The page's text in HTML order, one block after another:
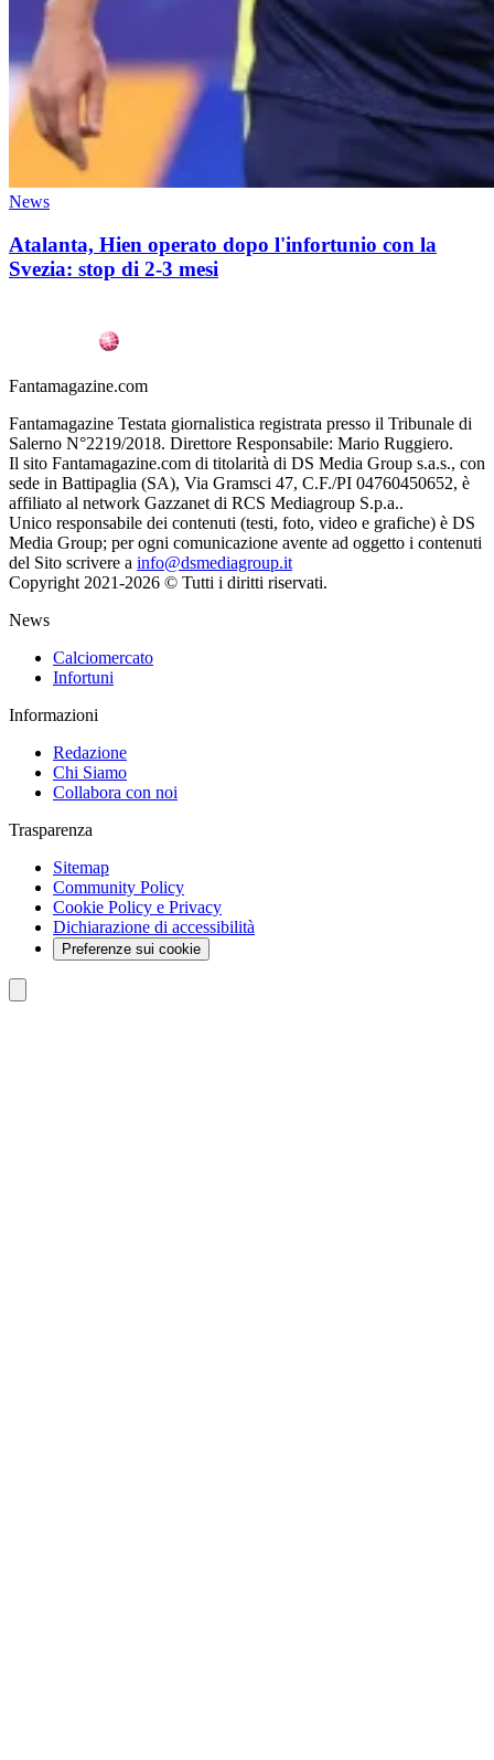
News
Atalanta, Hien operato dopo l'infortunio con la
Svezia: stop di 2-3 mesi
Fantamagazine.com
Fantamagazine Testata giornalistica registrata presso il Tribunale di
Salerno N°2219/2018. Direttore Responsabile: Mario Ruggiero.
Il sito Fantamagazine.com di titolarità di DS Media Group s.a.s., con
sede in Battipaglia (SA), Via Gramsci 47, C.F./PI 04760450652, è
affiliato al network Gazzanet di RCS Mediagroup S.p.a..
Unico responsabile dei contenuti (testi, foto, video e grafiche) è DS
Media Group; per ogni comunicazione avente ad oggetto i contenuti
del Sito scrivere a info@dsmediagroup.it
Copyright 2021-2026 © Tutti i diritti riservati.
News
Calciomercato
Infortuni
Informazioni
Redazione
Chi Siamo
Collabora con noi
Trasparenza
Sitemap
Community Policy
Cookie Policy e Privacy
Dichiarazione di accessibilità
Preferenze sui cookie